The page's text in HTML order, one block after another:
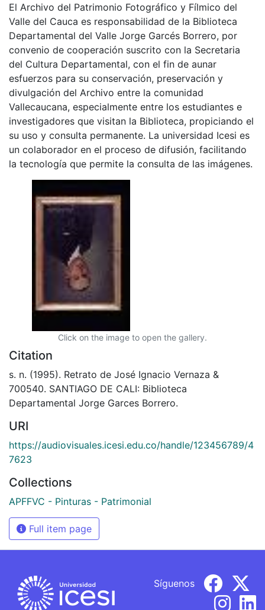
El Archivo del Patrimonio Fotográfico y Fílmico del
Valle del Cauca es responsabilidad de la Biblioteca
Departamental del Valle Jorge Garcés Borrero, por
convenio de cooperación suscrito con la Secretaria
del Cultura Departamental, con el fin de aunar
esfuerzos para su conservación, preservación y
divulgación del Archivo entre la comunidad
Vallecaucana, especialmente entre los estudiantes e
investigadores que visitan la Biblioteca, propiciando el
su uso y consulta permanente. La universidad Icesi es
un colaborador en el proceso de difusión, facilitando
la tecnología que permite la consulta de las imágenes.
Click on the image to open the gallery.
Citation
s. n. (1995). Retrato de José Ignacio Vernaza &
700540. SANTIAGO DE CALI: Biblioteca
Departamental Jorge Garces Borrero.
URI
https://audiovisuales.icesi.edu.co/handle/123456789/4
7623
Collections
APFFVC - Pinturas - Patrimonial
Full item page
Síguenos